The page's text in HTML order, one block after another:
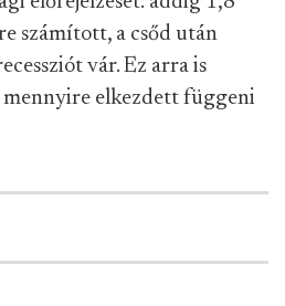
számított, a csőd után
vár. Ez arra is
elkezdett függeni